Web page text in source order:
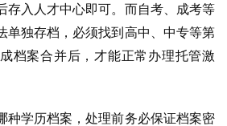
存入人才中心即可。而自考、成考等
单独存档，必须找到高中、中专等第
档案合并后，才能正常办理托管激
种学历档案，处理前务必保证档案密